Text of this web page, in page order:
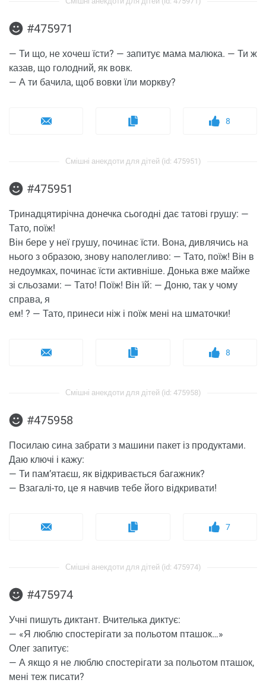
#475971
— Ти що, не хочеш їсти? — запитує мама малюка. — Ти ж
казав, що голодний, як вовк.
— А ти бачила, щоб вовки їли моркву?
8
Смішні анекдоти для дітей (id: 475951)
#475951
Тринадцятирічна донечка сьогодні дає татові грушу: —
Тато, поїж!
Він бере у неї грушу, починає їсти. Вона, дивлячись на
нього з образою, знову наполегливо: — Тато, поїж! Він в
недоумках, починає їсти активніше. Донька вже майже
зі сльозами: — Тато! Поїж! Він їй: — Доню, так у чому
справа, я
ем! ? — Тато, принеси ніж і поїж мені на шматочки!
8
Смішні анекдоти для дітей (id: 475958)
#475958
Посилаю сина забрати з машини пакет із продуктами.
Даю ключі і кажу:
— Ти пам’ятаєш, як відкривається багажник?
— Взагалі-то, це я навчив тебе його відкривати!
7
Смішні анекдоти для дітей (id: 475974)
#475974
Учні пишуть диктант. Вчителька диктує:
— «Я люблю спостерігати за польотом пташок…»
Олег запитує:
— А якщо я не люблю спостерігати за польотом пташок,
мені теж писати?